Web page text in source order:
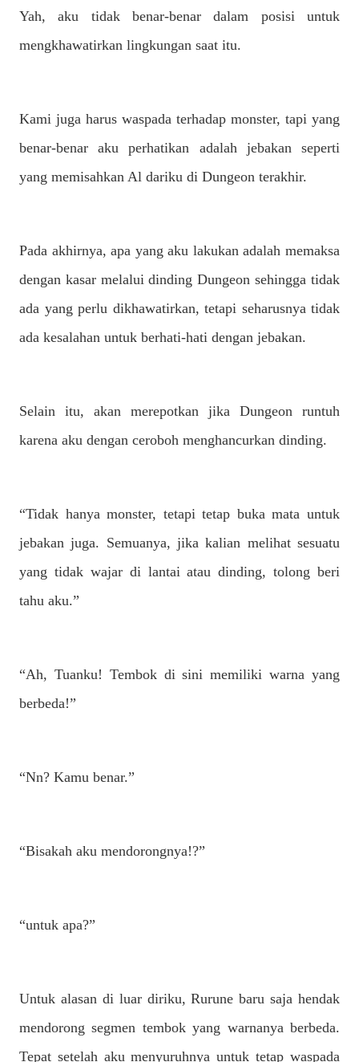
Yah, aku tidak benar-benar dalam posisi untuk
mengkhawatirkan lingkungan saat itu.
Kami juga harus waspada terhadap monster, tapi yang
benar-benar aku perhatikan adalah jebakan seperti
yang memisahkan Al dariku di Dungeon terakhir.
Pada akhirnya, apa yang aku lakukan adalah memaksa
dengan kasar melalui dinding Dungeon sehingga tidak
ada yang perlu dikhawatirkan, tetapi seharusnya tidak
ada kesalahan untuk berhati-hati dengan jebakan.
Selain itu, akan merepotkan jika Dungeon runtuh
karena aku dengan ceroboh menghancurkan dinding.
“Tidak hanya monster, tetapi tetap buka mata untuk
jebakan juga. Semuanya, jika kalian melihat sesuatu
yang tidak wajar di lantai atau dinding, tolong beri
tahu aku.”
“Ah, Tuanku! Tembok di sini memiliki warna yang
berbeda!”
“Nn? Kamu benar.”
“Bisakah aku mendorongnya!?”
“untuk apa?”
Untuk alasan di luar diriku, Rurune baru saja hendak
mendorong segmen tembok yang warnanya berbeda.
Tepat setelah aku menyuruhnya untuk tetap waspada